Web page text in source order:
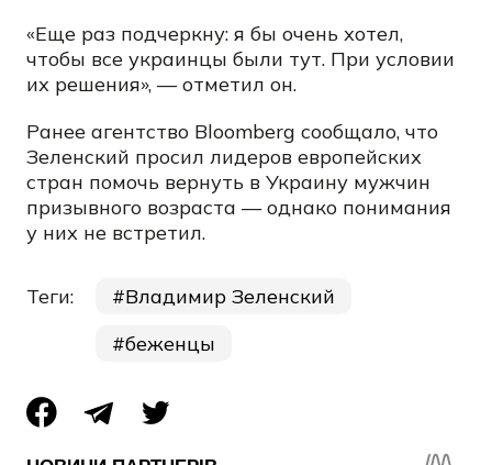
«Еще раз подчеркну: я бы очень хотел,
чтобы все украинцы были тут. При условии
их решения», — отметил он.
Ранее агентство Bloomberg сообщало, что
Зеленский просил лидеров европейских
стран помочь вернуть в Украину мужчин
призывного возраста — однако понимания
у них не встретил.
Теги:
Владимир Зеленский
беженцы